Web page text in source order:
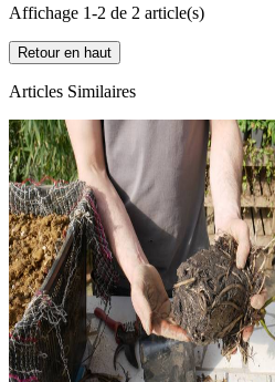
Affichage 1-2 de 2 article(s)
Retour en haut
Articles Similaires